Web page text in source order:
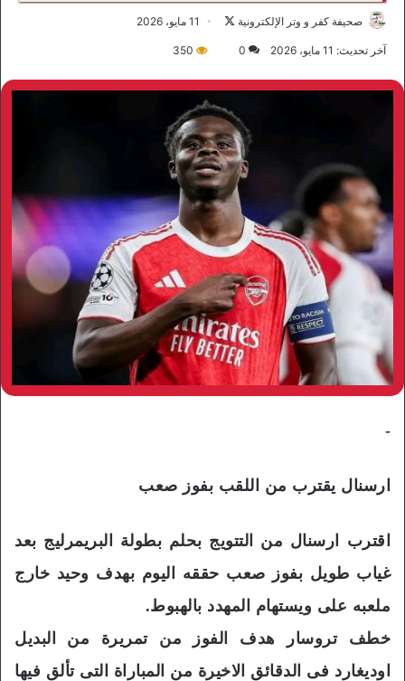
صحيفة كفر و وتر الإلكترونية
ع
ل
ى
X
11 مايو، 2026
آخر تحديث: 11 مايو، 2026 0
350
-
ارسنال يقترب من اللقب بفوز صعب
اقترب ارسنال من التتويج بحلم بطولة البريمرليج بعد
غياب طويل بفوز صعب حققه اليوم بهدف وحيد خارج
ملعبه على ويستهام المهدد بالهبوط.
خطف تروسار هدف الفوز من تمريرة من البديل
اوديغارد فى الدقائق الاخيرة من المباراة التى تألق فيها